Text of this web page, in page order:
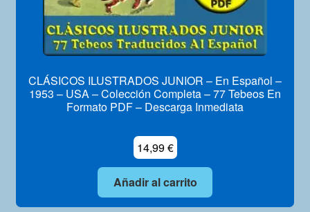
CLÁSICOS ILUSTRADOS JUNIOR – En Español –
1953 – USA – Colección Completa – 77 Tebeos En
Formato PDF – Descarga Inmediata
14,99€
Añadir al carrito